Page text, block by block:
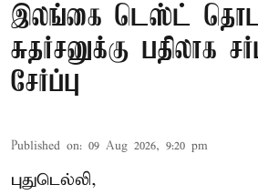
இலங்கை டெஸ்ட்
சுதர்சனுக்கு பதிலாக
சேர்ப்பு
Published on: 09 Aug 2026, 9:20 pm
புதுடெல்லி,